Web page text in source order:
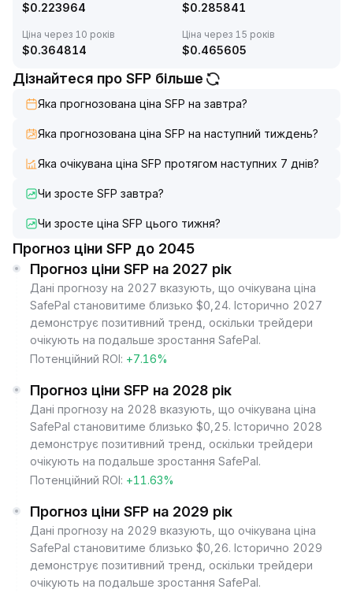
$0.223964 $0.285841
Ціна через 10 років
$0.364814
Ціна через 15 років
$0.465605
Дізнайтеся про SFP більше
Яка прогнозована ціна SFP на завтра?
Яка прогнозована ціна SFP на наступний тиждень?
Яка очікувана ціна SFP протягом наступних 7 днів?
Чи зросте SFP завтра?
Чи зросте ціна SFP цього тижня?
Прогноз ціни SFP до 2045
Прогноз ціни SFP на 2027 рік
Дані прогнозу на 2027 вказують, що очікувана ціна
SafePal становитиме близько $0,24. Історично 2027
демонструє позитивний тренд, оскільки трейдери
очікують на подальше зростання SafePal.
Потенційний ROI: +7.16%
Прогноз ціни SFP на 2028 рік
Дані прогнозу на 2028 вказують, що очікувана ціна
SafePal становитиме близько $0,25. Історично 2028
демонструє позитивний тренд, оскільки трейдери
очікують на подальше зростання SafePal.
Потенційний ROI: +11.63%
Прогноз ціни SFP на 2029 рік
Дані прогнозу на 2029 вказують, що очікувана ціна
SafePal становитиме близько $0,26. Історично 2029
демонструє позитивний тренд, оскільки трейдери
очікують на подальше зростання SafePal.